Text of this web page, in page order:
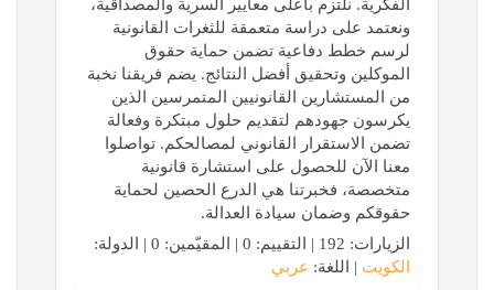
الفكرية. نلتزم بأعلى معايير السرية والمصداقية،
ونعتمد على دراسة متعمقة للثغرات القانونية
لرسم خطط دفاعية تضمن حماية حقوق
الموكلين وتحقيق أفضل النتائج. يضم فريقنا نخبة
من المستشارين القانونيين المتمرسين الذين
يكرسون جهودهم لتقديم حلول مبتكرة وفعالة
تضمن الاستقرار القانوني لمصالحكم. تواصلوا
معنا الآن للحصول على استشارة قانونية
متخصصة، فخبرتنا هي الدرع الحصين لحماية
حقوقكم وضمان سيادة العدالة.
الزيارات: 192 | التقييم: 0 | المقيّمين: 0 | الدولة:
الكويت | اللغة: عربي